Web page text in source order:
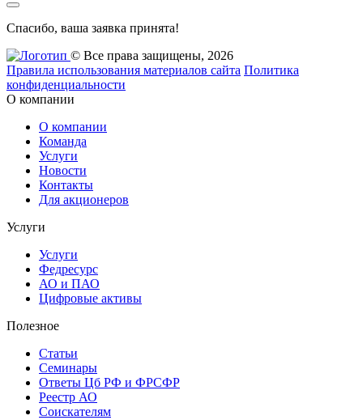
Спасибо, ваша заявка принята!
© Все права защищены, 2026
Правила использования материалов сайта Политика
конфиденциальности
О компании
О компании
Команда
Услуги
Новости
Контакты
Для акционеров
Услуги
Услуги
Федресурс
АО и ПАО
Цифровые активы
Полезное
Статьи
Cеминары
Ответы Цб РФ и ФРСФР
Реестр АО
Соискателям